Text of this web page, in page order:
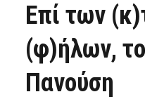
Επί των
(φ)ήλων,
Πανούση